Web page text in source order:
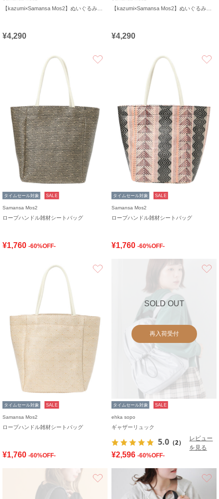
¥4,290 ¥4,290
タイムセール対象 SALE
Samansa Mos2
ロープハンドル雑材シートバッグ
¥1,760 -60%OFF-
タイムセール対象 SALE
Samansa Mos2
ロープハンドル雑材シートバッグ
¥1,760 -60%OFF-
タイムセール対象 SALE
Samansa Mos2
ロープハンドル雑材シートバッグ
¥1,760 -60%OFF-
SOLD OUT
再入荷受付
タイムセール対象 SALE
ehka sopo
ギャザーリュック
5.0 （2）
レビュー
を見る
¥2,596 -60%OFF-